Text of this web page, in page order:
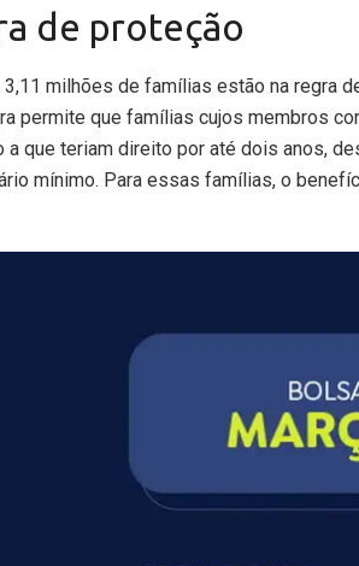
de proteção
3,11 milhões de famílias estão na regra
permite que famílias cujos membros
a que teriam direito por até dois anos,
mínimo. Para essas famílias, o